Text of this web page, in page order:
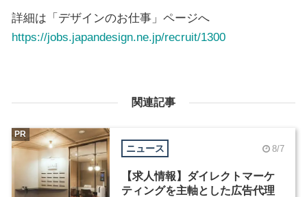
詳細は「デザインのお仕事」ページへ
https://jobs.japandesign.ne.jp/recruit/1300
関連記事
ニュース 8/7
【求人情報】ダイレクトマーケ
ティングを主軸とした広告代理
PR